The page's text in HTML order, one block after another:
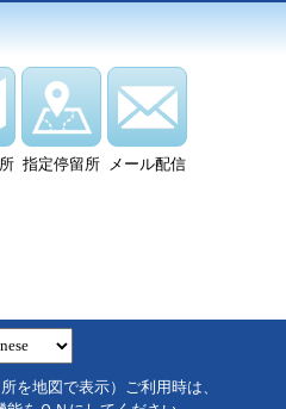
指定停留所 メール配信
を地図で表示）ご利用時は、